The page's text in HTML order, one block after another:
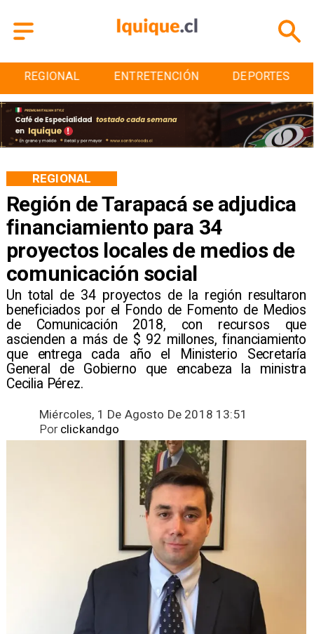
ENTRETENCIÓN DEPORTES CULTURA
Región de Tarapacá se adjudica
financiamiento para 34
proyectos locales de medios de
comunicación social
Un total de 34 proyectos de la región resultaron
beneficiados por el Fondo de Fomento de Medios
de Comunicación 2018, con recursos que
ascienden a más de $ 92 millones, financiamiento
que entrega cada año el Ministerio Secretaría
General de Gobierno que encabeza la ministra
Cecilia Pérez.
REGIONAL
Miércoles, 1 De Agosto De 2018 13:51
clickandgo
Por